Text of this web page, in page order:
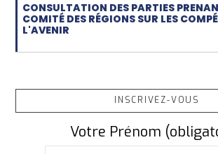
CONSULTATION DES PARTIES
COMITÉ DES RÉGIONS SUR LES
L'AVENIR
INSCRIVEZ-VOUS
Votre Prénom